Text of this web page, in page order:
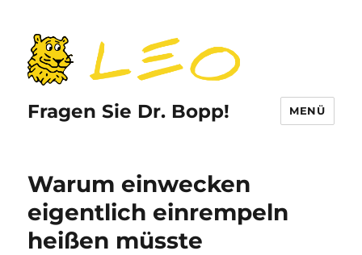
Fragen Sie Dr. Bopp! MENÜ
Warum einwecken
eigentlich einrempeln
heißen müsste